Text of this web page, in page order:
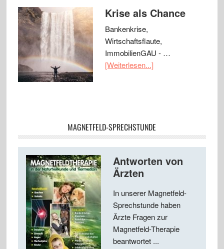
Krise als Chance
Bankenkrise,
Wirtschaftsflaute,
ImmobilienGAU - …
[Weiterlesen...]
MAGNETFELD-SPRECHSTUNDE
Antworten von
Ärzten
In unserer Magnetfeld-
Sprechstunde haben
Ärzte Fragen zur
Magnetfeld-Therapie
beantwortet ...